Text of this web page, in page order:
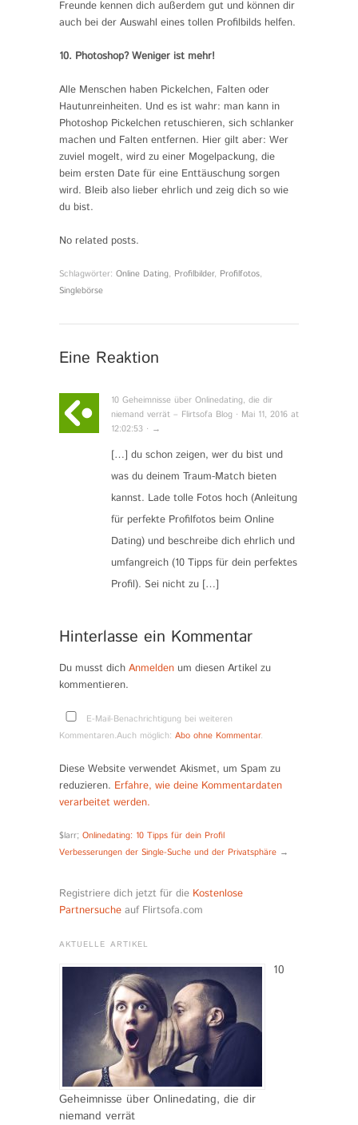
Freunde kennen dich außerdem gut und können dir
auch bei der Auswahl eines tollen Profilbilds helfen.
10. Photoshop? Weniger ist mehr!
Alle Menschen haben Pickelchen, Falten oder
Hautunreinheiten. Und es ist wahr: man kann in
Photoshop Pickelchen retuschieren, sich schlanker
machen und Falten entfernen. Hier gilt aber: Wer
zuviel mogelt, wird zu einer Mogelpackung, die
beim ersten Date für eine Enttäuschung sorgen
wird. Bleib also lieber ehrlich und zeig dich so wie
du bist.
No related posts.
Schlagwörter: Online Dating, Profilbilder, Profilfotos,
Singlebörse
Eine Reaktion
10 Geheimnisse über Onlinedating, die dir
niemand verrät – Flirtsofa Blog · Mai 11, 2016 at
12:02:53 · →
[…] du schon zeigen, wer du bist und
was du deinem Traum-Match bieten
kannst. Lade tolle Fotos hoch (Anleitung
für perfekte Profilfotos beim Online
Dating) und beschreibe dich ehrlich und
umfangreich (10 Tipps für dein perfektes
Profil). Sei nicht zu […]
Hinterlasse ein Kommentar
Du musst dich Anmelden um diesen Artikel zu
kommentieren.
E-Mail-Benachrichtigung bei weiteren
Kommentaren.Auch möglich: Abo ohne Kommentar.
Diese Website verwendet Akismet, um Spam zu
reduzieren. Erfahre, wie deine Kommentardaten
verarbeitet werden.
$larr; Onlinedating: 10 Tipps für dein Profil
Verbesserungen der Single-Suche und der Privatsphäre →
Registriere dich jetzt für die Kostenlose
Partnersuche auf Flirtsofa.com
AKTUELLE ARTIKEL
10
Geheimnisse über Onlinedating, die dir
niemand verrät